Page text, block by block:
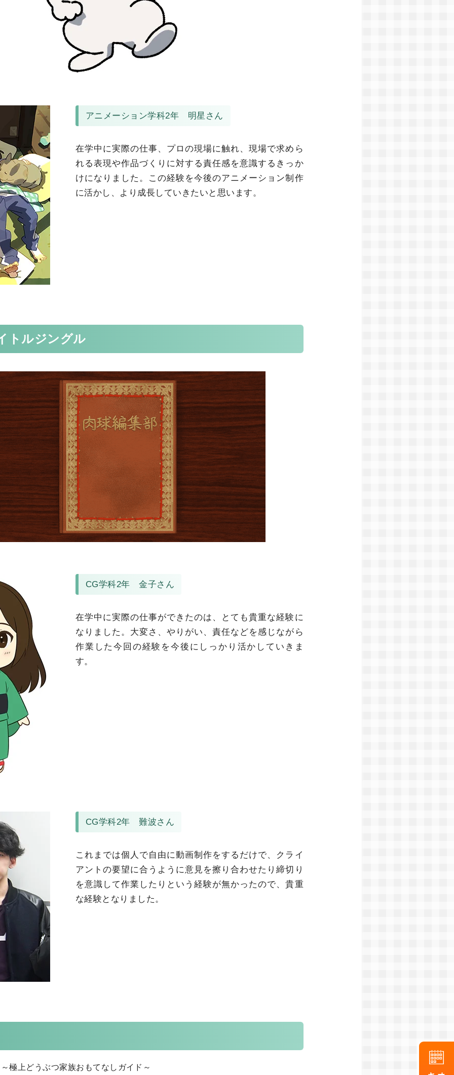
アニメーション学科2年 明星さん
在学中に実際の仕事、プロの現場に触れ、現場で求めら
れる表現や作品づくりに対する責任感を意識するきっか
けになりました。この経験を今後のアニメーション制作
に活かし、より成長していきたいと思います。
トルジングル
CG学科2年 金子さん
在学中に実際の仕事ができたのは、とても貴重な経験に
なりました。大変さ、やりがい、責任などを感じながら
作業した今回の経験を今後にしっかり活かしていきま
す。
CG学科2年 難波さん
これまでは個人で自由に動画制作をするだけで、クライ
アントの要望に合うように意見を擦り合わせたり締切り
を意識して作業したりという経験が無かったので、貴重
な経験となりました。
極上どうぶつ家族おもてなしガイド～